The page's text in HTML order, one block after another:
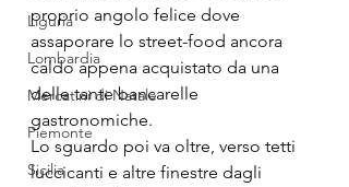
Liguria
Lombardia
Mercatini di Natale
Piemonte
Sicilia
proprio angolo felice dove
assaporare lo street-food ancora
caldo appena acquistato da una
delle tante bancarelle
gastronomiche.
Lo sguardo poi va oltre, verso tetti
luccicanti e altre finestre dagli